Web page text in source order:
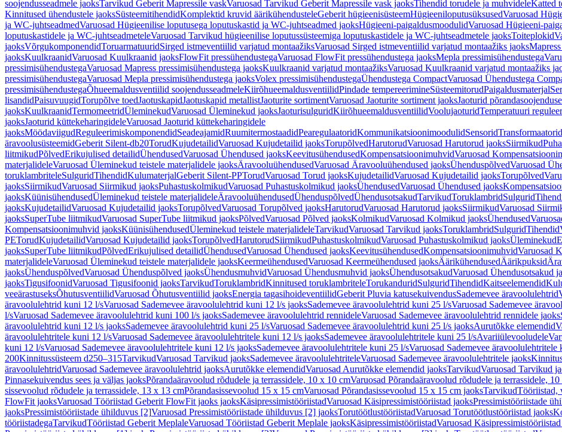
soojendusseadmele jaoksTarvikud Geberit Mapressile vaskVaruosad Tarvikud Geberit Mapressile vask jaoksTihendid torudele ja muhvideleKatted
Kinnitused ühendustele jaoksSüsteemitihendidKomplektid kruvid äärikühendusteleGeberit hügieenisüsteemHügieeniloputusüksusedVaruosad
ja WC-juhtseadmedVaruosad Hügieenilise loputusega loputuskastid ja WC-juhtseadmed jaoksHügieeni-paigaldusmoodulidVaruosad Hügieeni-
loputuskastidele ja WC-juhtseadmeteleVaruosad Tarvikud hügieenilise loputussüsteemiga loputuskastidele ja WC-juhtseadmetele jaoksToiteplokid
jaoksVõrgukomponendidToruarmatuuridSirged istmeventiilid varjatud montaažiksVaruosad Sirged istmeventiilid varjatud montaažiks jaoks
jaoksKuulkraanidVaruosad Kuulkraanid jaoksFlowFit pressühendustegaVaruosad FlowFit pressühendustega jaoksMepla pressimisühendustega
pressimisühendustegaVaruosad Mapress pressimisühendustega jaoksKuulkraanid varjatud montaažiksVaruosad Kuulkraanid varjatud montaažiks
pressimisühendustegaVaruosad Mepla pressimisühendustega jaoksVolex pressimisühendustegaÜhendustega CompactVaruosad Ühendustega
pressimisühendustegaÕhueemaldusventiilid soojendusseadmeleKiirõhueemaldusventiilidPindade tempereerimineSüsteemitorudPaigaldusmaterjal
lisandidPaisuvuugidTorupõlve toedJaotuskapidJaotuskapid metallistJaoturite sortimentVaruosad Jaoturite sortiment jaoksJaoturid
jaoksKuulkraanidTermomeetridÜleminekudVaruosad Üleminekud jaoksJaoturisulguridKiirõhueemaldusventiilidVoolujaoturidTemperatuuri
jaoksJaoturid küttekeharingideleVaruosad Jaoturid küttekeharingidele
jaoksMöödaviigudReguleerimiskomponendidSeadeajamidRuumitermostaadidPearegulaatoridKommunikatsioonimoodulidSensoridTransformaatorid
äravoolusüsteemidGeberit Silent-db20TorudKujudetailidVaruosad Kujudetailid jaoksTorupõlvedHarutorudVaruosad Harutorud jaoksSiirmikud
liitmikudPõlvedErikujulised detailidÜhendusedVaruosad Ühendused jaoksKeevitusühendusedKompensatsioonimuhvidVaruosad
materjalideleVaruosad Üleminekud teistele materjalidele jaoksÄravooluühendusedVaruosad Äravooluühendused jaoksÜhenduspõlvedVaruosad
toruklambriteleSulguridTihendidKulumaterjalGeberit Silent-PPTorudVaruosad Torud jaoksKujudetailidVaruosad Kujudetailid jaoksTorupõlved
jaoksSiirmikudVaruosad Siirmikud jaoksPuhastuskolmikudVaruosad Puhastuskolmikud jaoksÜhendusedVaruosad Ühendused jaoks
jaoksKüünisühendusedÜleminekud teistele materjalideleÄravooluühendusedÜhenduspõlvedÜhendusotsakudTarvikudToruklambridSulgurid
jaoksKujudetailidVaruosad Kujudetailid jaoksTorupõlvedVaruosad Torupõlved jaoksHarutorudVaruosad Harutorud jaoksSiirmikudVaruosad
jaoksSuperTube liitmikudVaruosad SuperTube liitmikud jaoksPõlvedVaruosad Põlved jaoksKolmikudVaruosad Kolmikud jaoksÜhendused
Kompensatsioonimuhvid jaoksKüünisühendusedÜleminekud teistele materjalideleTarvikudVaruosad Tarvikud jaoksToruklambridSulguridTihendid
PETorudKujudetailidVaruosad Kujudetailid jaoksTorupõlvedHarutorudSiirmikudPuhastuskolmikudVaruosad Puhastuskolmikud jaoksÜleminekud
jaoksSuperTube liitmikudPõlvedErikujulised detailidÜhendusedVaruosad Ühendused jaoksKeevitusühendusedKompensatsioonimuhvidVaruosad
materjalideleVaruosad Üleminekud teistele materjalidele jaoksKeermeühendusedVaruosad Keermeühendused jaoksÄärikühendusedÄärikpuksid
jaoksÜhenduspõlvedVaruosad Ühenduspõlved jaoksÜhendusmuhvidVaruosad Ühendusmuhvid jaoksÜhendusotsakudVaruosad Ühendusotsakud
jaoksTigusifoonidVaruosad Tigusifoonid jaoksTarvikudToruklambridKinnitused toruklambriteleTorukanduridSulguridTihendidKaitseelemendid
veeärastuseksÕhutusventiilidVaruosad Õhutusventiilid jaoksEnergia tagasihoideventiilidGeberit Pluvia katusekuivendusSademevee äravoolulehtrid
äravoolulehtrid kuni 12 l/sVaruosad Sademevee äravoolulehtrid kuni 12 l/s jaoksSademevee äravoolulehtrid kuni 25 l/sVaruosad Sademevee
l/sVaruosad Sademevee äravoolulehtrid kuni 100 l/s jaoksSademevee äravoolulehtrid rennideleVaruosad Sademevee äravoolulehtrid rennidele jaoks
äravoolulehtrid kuni 12 l/s jaoksSademevee äravoolulehtrid kuni 25 l/sVaruosad Sademevee äravoolulehtrid kuni 25 l/s jaoksAurutõkke elemendid
äravoolulehtritele kuni 12 l/sVaruosad Sademevee äravoolulehtritele kuni 12 l/s jaoksSademevee äravoolulehtritele kuni 25 l/sAvariiülevooludele
kuni 12 l/sVaruosad Sademevee äravoolulehtritele kuni 12 l/s jaoksSademevee äravoolulehtritele kuni 25 l/sVaruosad Sademevee äravoolulehtritele
200Kinnitussüsteem d250–315TarvikudVaruosad Tarvikud jaoksSademevee äravoolulehtriteleVaruosad Sademevee äravoolulehtritele jaoks
äravoolulehtridVaruosad Sademevee äravoolulehtrid jaoksAurutõkke elemendidVaruosad Aurutõkke elemendid jaoksTarvikudVaruosad Tarvikud
Pinnasekuivendus sees ja väljas jaoksPõrandaäravoolud rõdudele ja terrassidele, 10 x 10 cmVaruosad Põrandaäravoolud rõdudele ja terrassidele,
sissevoolud rõdudele ja terrassidele, 13 x 13 cmPõrandasissevoolud 15 x 15 cmVaruosad Põrandasissevoolud 15 x 15 cm jaoksTarvikudTööriistad,
FlowFit jaoksVaruosad Tööriistad Geberit FlowFit jaoks jaoksKäsipressimistööriistadVaruosad Käsipressimistööriistad jaoksPressimistööriistade
jaoksPressimistööriistade ühilduvus [2]Varuosad Pressimistööriistade ühilduvus [2] jaoksTorutöötlustööriistadVaruosad Torutöötlustööriistad jaoks
tööriistadegaTarvikudTööriistad Geberit MeplaleVaruosad Tööriistad Geberit Meplale jaoksKäsipressimistööriistadVaruosad